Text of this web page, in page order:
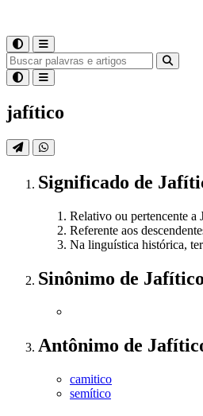
jafítico
Significado de
Relativo ou pertencente a
Referente aos
Na linguística histórica,
Sinônimo de Jafítico
Antônimo de
camitico
semítico